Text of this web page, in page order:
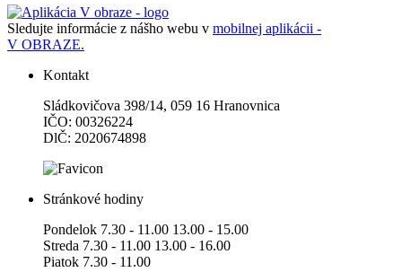
Sledujte informácie z nášho webu v mobilnej aplikácii -
V OBRAZE.
Kontakt
Sládkovičova 398/14, 059 16 Hranovnica
IČO: 00326224
DlČ: 2020674898
Stránkové hodiny
Pondelok 7.30 - 11.00 13.00 - 15.00
Streda 7.30 - 11.00 13.00 - 16.00
Piatok 7.30 - 11.00